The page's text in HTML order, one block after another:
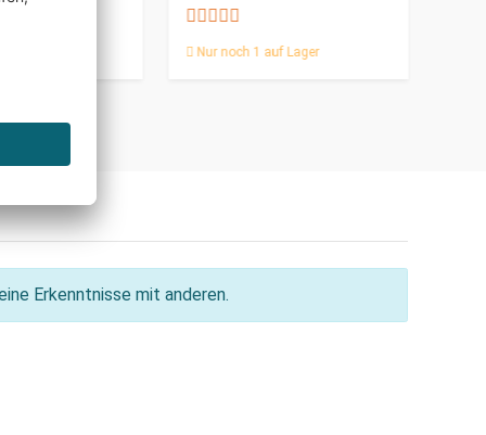
Nur noch 1 auf Lager
Erkenntnisse mit anderen.